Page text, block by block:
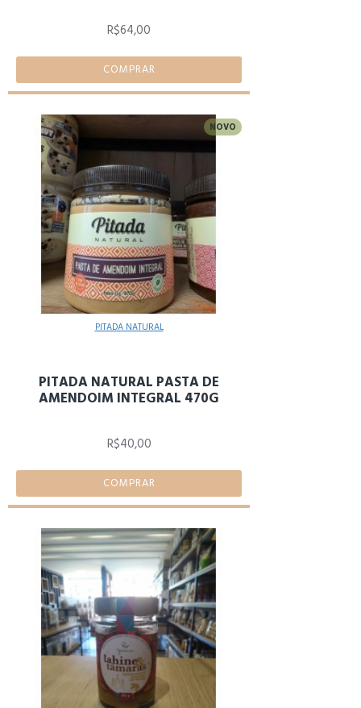
R$64,00
COMPRAR
NOVO
PITADA NATURAL
PITADA NATURAL PASTA DE
AMENDOIM INTEGRAL 470G
R$40,00
COMPRAR